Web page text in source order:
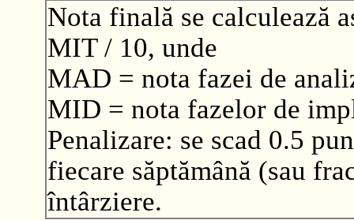
Nota finală se calculează
MIT / 10, unde
MAD = nota fazei de
MID = nota fazelor de
Penalizare: se scad 0.5
fiecare săptămână (sau
întârziere.